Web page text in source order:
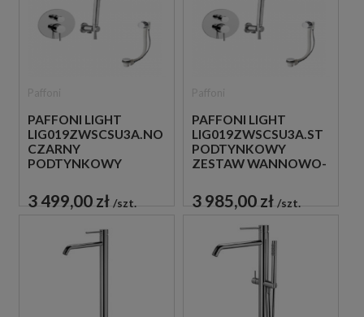
PAFFONI LIGHT
LIG019ZWSCSU3A.NO
CZARNY
PODTYNKOWY
PRYSZNICOWY Z
NAPEŁNIANIEM
3 499,00 zł szt.
PAFFONI LIGHT
LIG019ZWSCSU3A.ST
PODTYNKOWY
ZESTAW WANNOWO-
NAPEŁNIANIEM
PRZEZ PRZELEW STAL
SZCZOTKOWANA
3 985,00 zł szt.